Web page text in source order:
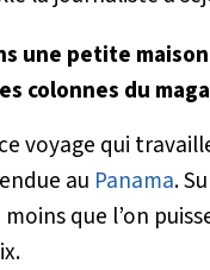
une petite
colonnes du
voyage qui
au Panama.
que l’on